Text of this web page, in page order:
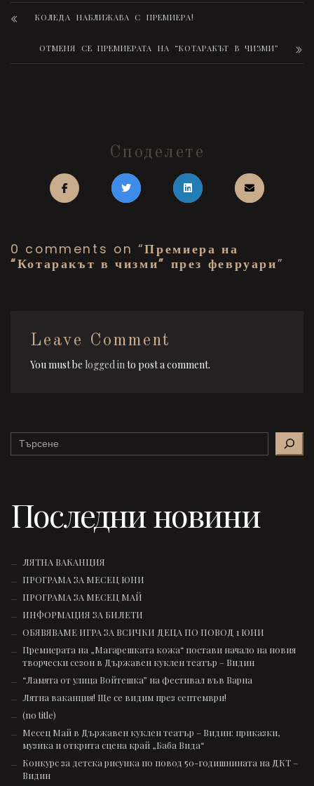
КОЛЕДА НАБЛИЖАВА С ПРЕМИЕРА!
ОТМЕНЯ СЕ ПРЕМИЕРАТА НА “КОТАРАКЪТ В ЧИЗМИ”
Споделете
0 comments on “Премиера на
“Котаракът в чизми” през февруари”
Leave Comment
You must be logged into post a comment.
Search
Последни новини
ЛЯТНА ВАКАНЦИЯ
ПРОГРАМА ЗА МЕСЕЦ ЮНИ
ПРОГРАМА ЗА МЕСЕЦ МАЙ
ИНФОРМАЦИЯ ЗА БИЛЕТИ
ОБЯВЯВАМЕ ИГРА ЗА ВСИЧКИ ДЕЦА ПО ПОВОД 1 ЮНИ
Премиерата на „Магарешката кожа“ постави начало на новия
творчески сезон в Държавен куклен театър – Видин
“Ламята от улица Войтешка” на фестивал във Варна
Лятна ваканция! Ще се видим през септември!
(no title)
Месец Май в Държавен куклен театър – Видин: приказки,
музика и открита сцена край „Баба Вида“
Конкурс за детска рисунка по повод 50-годишнината на ДКТ –
Видин